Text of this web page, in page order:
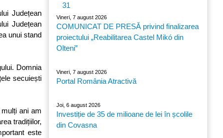
Județean
Județean
unui stand
Domnia
secuiești
ani am
tradițiilor,
este
31
Vineri, 7 august 2026
COMUNICAT DE PRESĂ privind finalizarea
proiectului „Reabilitarea Castel Mikó din
Olteni”
Vineri, 7 august 2026
Portal România Atractivă
Joi, 6 august 2026
Investiție de 35 de milioane de lei în școlile
din Covasna